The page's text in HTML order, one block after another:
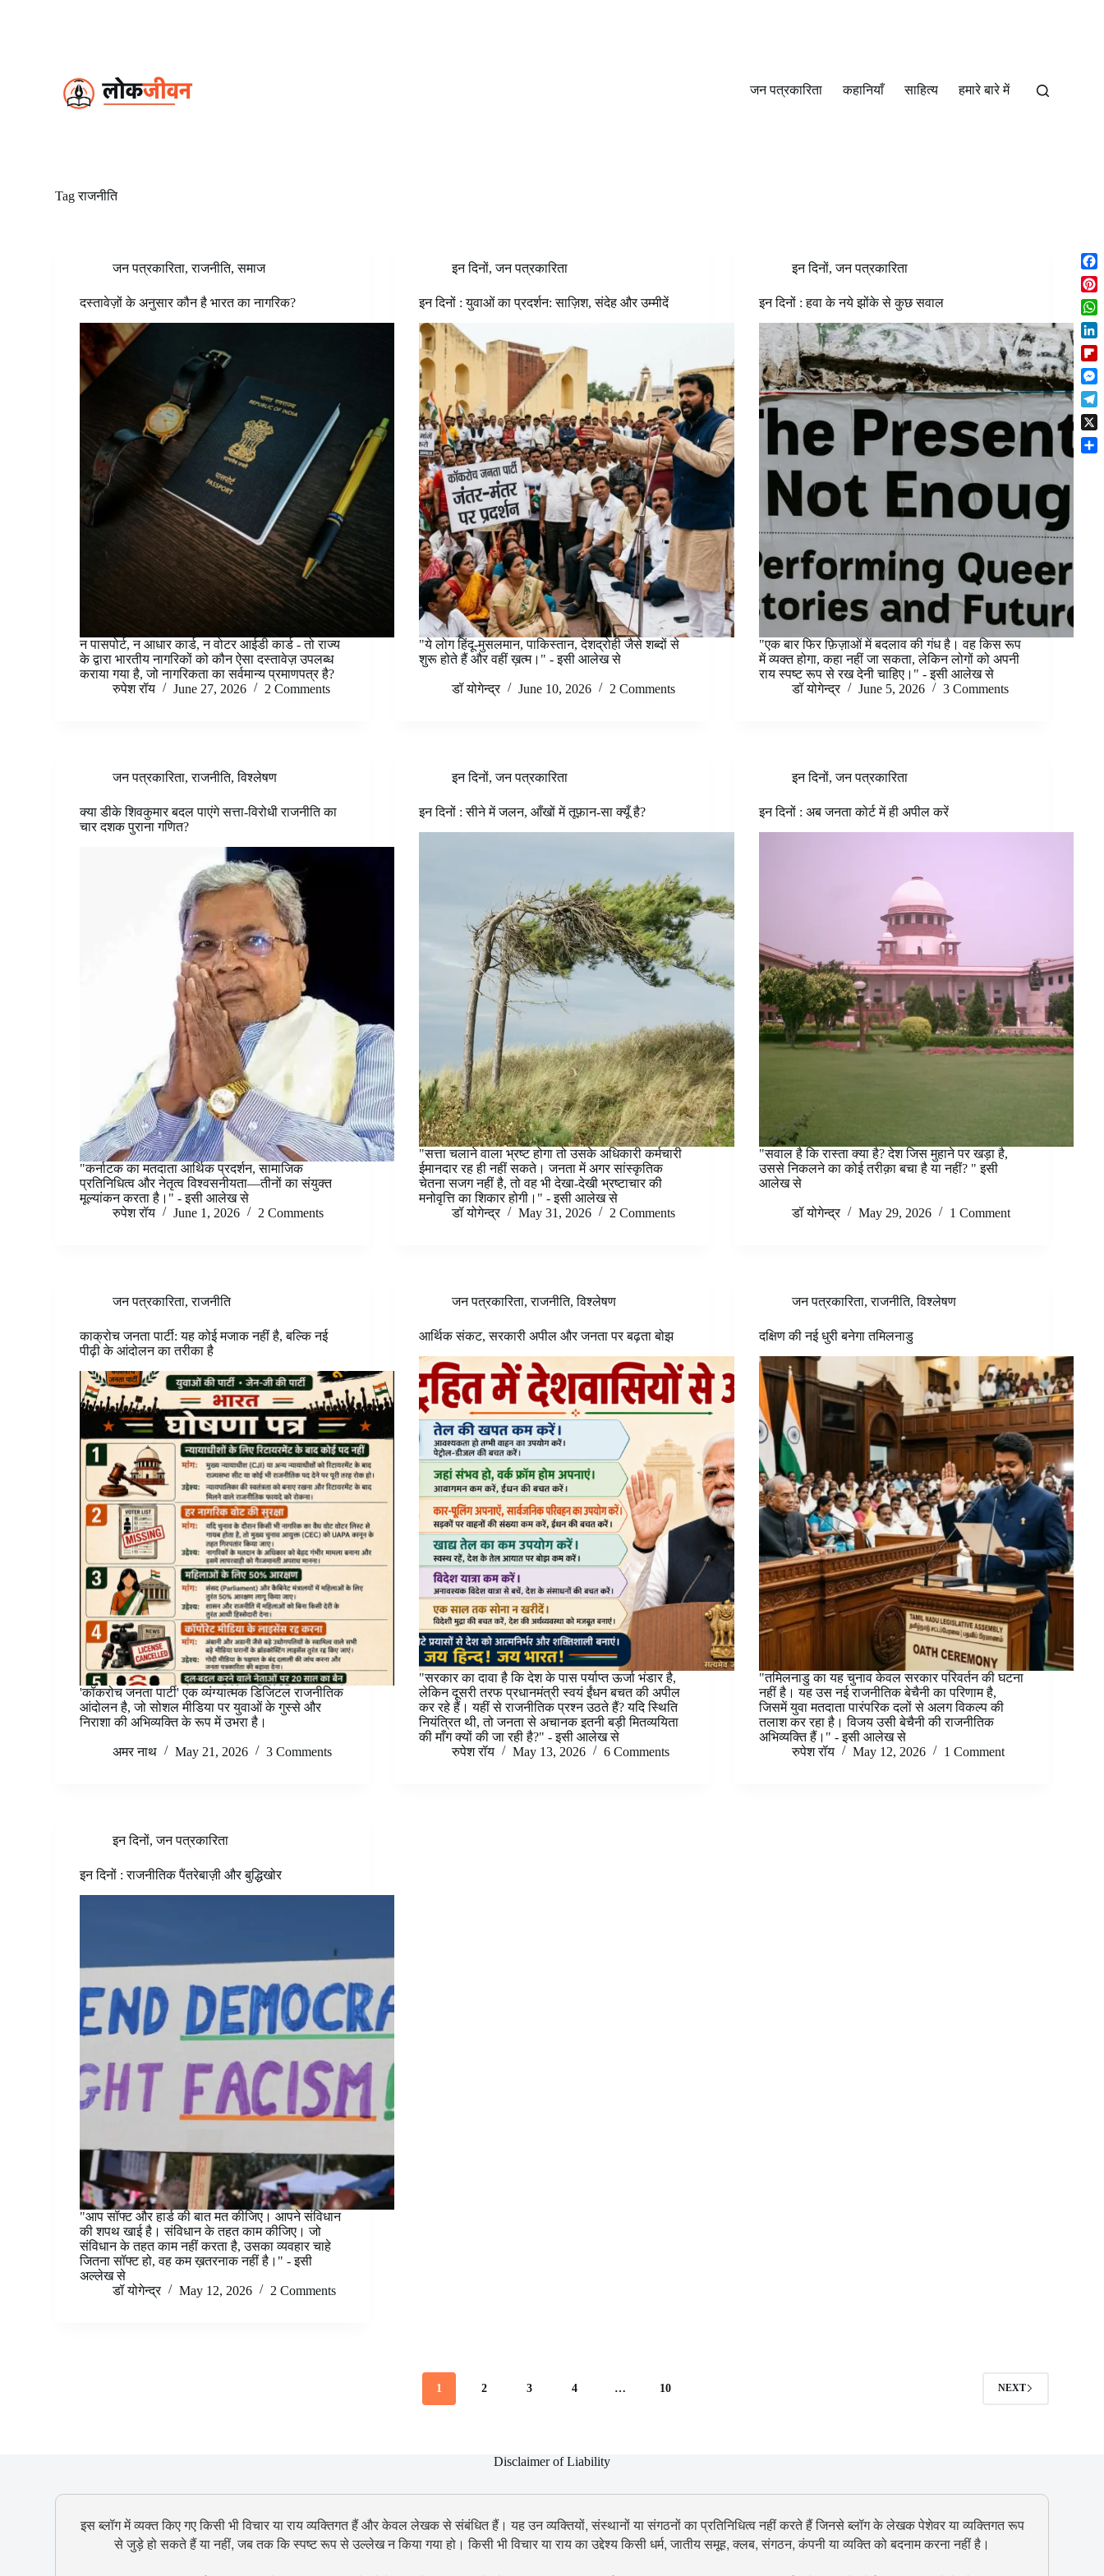
जन पत्रकारिता कहानियाँ साहित्‍य हमारे बारे में
Tagराजनीति
जन पत्रकारिता,राजनीति,समाज
दस्तावेज़ों के अनुसार कौन है भारत का नागरिक?
न पासपोर्ट, न आधार कार्ड, न वोटर आईडी कार्ड - तो राज्य
के द्वारा भारतीय नागरिकों को कौन ऐसा दस्तावेज़ उपलब्ध
कराया गया है, जो नागरिकता का सर्वमान्य प्रमाणपत्र है?
रुपेश रॉय
June 27, 2026 2 Comments
इन दिनों,जन पत्रकारिता
इन दिनों : युवाओं का प्रदर्शन: साज़िश, संदेह और उम्मीदें
"ये लोग हिंदू-मुसलमान, पाकिस्तान, देशद्रोही जैसे शब्दों से
शुरू होते हैं और वहीं ख़त्म।" - इसी आलेख से
डॉ योगेन्द्र June 10, 2026 2 Comments
इन दिनों,जन पत्रकारिता
इन दिनों : हवा के नये झोंके से कुछ सवाल
"एक बार फिर फ़िज़ाओं में बदलाव की गंध है। वह किस रूप
में व्यक्त होगा, कहा नहीं जा सकता, लेकिन लोगों को अपनी
राय स्पष्ट रूप से रख देनी चाहिए।" - इसी आलेख से
डॉ योगेन्द्र
June 5, 2026 3 Comments
जन पत्रकारिता,राजनीति,विश्लेषण
क्या डीके शिवकुमार बदल पाएंगे सत्ता-विरोधी राजनीति का
चार दशक पुराना गणित?
"कर्नाटक का मतदाता आर्थिक प्रदर्शन, सामाजिक
प्रतिनिधित्व और नेतृत्व विश्वसनीयता—तीनों का संयुक्त
मूल्यांकन करता है।" - इसी आलेख से
रुपेश रॉय
June 1, 2026 2 Comments
इन दिनों,जन पत्रकारिता
इन दिनों : सीने में जलन, आँखों में तूफ़ान-सा क्यूँ है?
"सत्ता चलाने वाला भ्रष्ट होगा तो उसके अधिकारी कर्मचारी
ईमानदार रह ही नहीं सकते। जनता में अगर सांस्कृतिक
चेतना सजग नहीं है, तो वह भी देखा-देखी भ्रष्टाचार की
मनोवृत्ति का शिकार होगी।" - इसी आलेख से
डॉ योगेन्द्र
May 31, 2026 2 Comments
इन दिनों,जन पत्रकारिता
इन दिनों : अब जनता कोर्ट में ही अपील करें
"सवाल है कि रास्ता क्या है? देश जिस मुहाने पर खड़ा है,
उससे निकलने का कोई तरीक़ा बचा है या नहीं? " इसी
आलेख से
डॉ योगेन्द्र May 29, 2026 1 Comment
जन पत्रकारिता,राजनीति
काक्रोच जनता पार्टी: यह कोई मजाक नहीं है, बल्कि नई
पीढ़ी के आंदोलन का तरीका है
'कॉकरोच जनता पार्टी' एक व्यंग्यात्मक डिजिटल राजनीतिक
आंदोलन है, जो सोशल मीडिया पर युवाओं के गुस्से और
निराशा की अभिव्यक्ति के रूप में उभरा है।
अमर नाथ May 21, 2026 3 Comments
जन पत्रकारिता,राजनीति,विश्लेषण
आर्थिक संकट, सरकारी अपील और जनता पर बढ़ता बोझ
"सरकार का दावा है कि देश के पास पर्याप्त ऊर्जा भंडार है,
लेकिन दूसरी तरफ प्रधानमंत्री स्वयं ईंधन बचत की अपील
कर रहे हैं। यहीं से राजनीतिक प्रश्न उठते हैं? यदि स्थिति
नियंत्रित थी, तो जनता से अचानक इतनी बड़ी मितव्ययिता
की माँग क्यों की जा रही है?" - इसी आलेख से
रुपेश रॉय
May 13, 2026 6 Comments
जन पत्रकारिता,राजनीति,विश्लेषण
दक्षिण की नई धुरी बनेगा तमिलनाडु
"तमिलनाडु का यह चुनाव केवल सरकार परिवर्तन की घटना
नहीं है। यह उस नई राजनीतिक बेचैनी का परिणाम है,
जिसमें युवा मतदाता पारंपरिक दलों से अलग विकल्प की
तलाश कर रहा है। विजय उसी बेचैनी की राजनीतिक
अभिव्यक्ति हैं।" - इसी आलेख से
रुपेश रॉय
May 12, 2026 1 Comment
इन दिनों,जन पत्रकारिता
इन दिनों : राजनीतिक पैंतरेबाज़ी और बुद्धिखोर
"आप सॉफ्ट और हार्ड की बात मत कीजिए। आपने संविधान
की शपथ खाई है। संविधान के तहत काम कीजिए। जो
संविधान के तहत काम नहीं करता है, उसका व्यवहार चाहे
जितना सॉफ्ट हो, वह कम ख़तरनाक नहीं है।" - इसी
अल्लेख से
डॉ योगेन्द्र
May 12, 2026 2 Comments
1 2 3 4 … 10 NEXT
Disclaimer of Liability
इस ब्लॉग में व्यक्त किए गए किसी भी विचार या राय व्यक्तिगत हैं और केवल लेखक से संबंधित हैं। यह उन व्यक्तियों, संस्थानों या संगठनों का प्रतिनिधित्व नहीं करते हैं जिनसे ब्लॉग के लेखक पेशेवर या व्यक्तिगत रूप
से जुड़े हो सकते हैं या नहीं, जब तक कि स्पष्ट रूप से उल्लेख न किया गया हो। किसी भी विचार या राय का उद्देश्य किसी धर्म, जातीय समूह, क्लब, संगठन, कंपनी या व्यक्ति को बदनाम करना नहीं है।
F
a
c
e
b
o
o
k
P
i
n
t
e
r
e
s
t
W
h
a
t
s
A
p
p
L
i
n
k
e
d
I
F
l
i
p
b
o
M
e
s
s
e
T
e
X